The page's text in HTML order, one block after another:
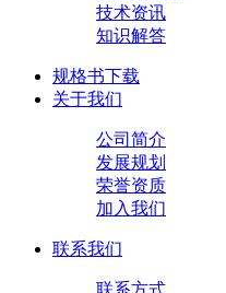
技术资讯
知识解答
规格书下载
关于我们
公司简介
发展规划
荣誉资质
加入我们
联系我们
联系方式